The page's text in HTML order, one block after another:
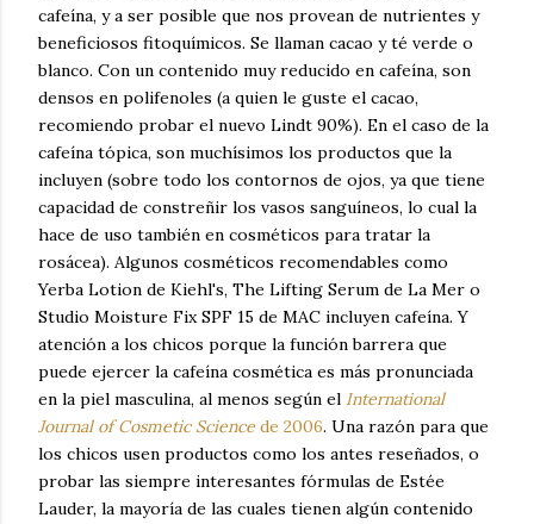
cafeína, y a ser posible que nos provean de nutrientes y
beneficiosos fitoquímicos. Se llaman cacao y té verde o
blanco. Con un contenido muy reducido en cafeína, son
densos en polifenoles (a quien le guste el cacao,
recomiendo probar el nuevo Lindt 90%). En el caso de la
cafeína tópica, son muchísimos los productos que la
incluyen (sobre todo los contornos de ojos, ya que tiene
capacidad de constreñir los vasos sanguíneos, lo cual la
hace de uso también en cosméticos para tratar la
rosácea). Algunos cosméticos recomendables como
Yerba Lotion de Kiehl's, The Lifting Serum de La Mer o
Studio Moisture Fix SPF 15 de MAC incluyen cafeína. Y
atención a los chicos porque la función barrera que
puede ejercer la cafeína cosmética es más pronunciada
en la piel masculina, al menos según el International
Journal of Cosmetic Science de 2006. Una razón para que
los chicos usen productos como los antes reseñados, o
probar las siempre interesantes fórmulas de Estée
Lauder, la mayoría de las cuales tienen algún contenido